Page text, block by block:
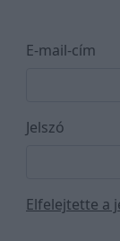
E-mail-cím
Jelszó
Elfelejtette a